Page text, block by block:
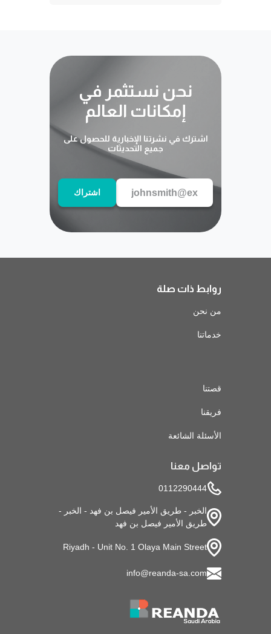
نحن نستثمر في
إمكانات العالم
اشترك في نشرتنا الإخبارية للحصول على
جميع التحديثات
اشتراك
روابط ذات صلة
من نحن
خدماتنا
قصتنا
فريقنا
الأسئلة الشائعة
تواصل معنا
0112290444
الخبر - طريق الأمير فيصل بن فهد - الخبر -
طريق الأمير فيصل بن فهد
Riyadh - Unit No. 1 Olaya Main Street
info@reanda-sa.com